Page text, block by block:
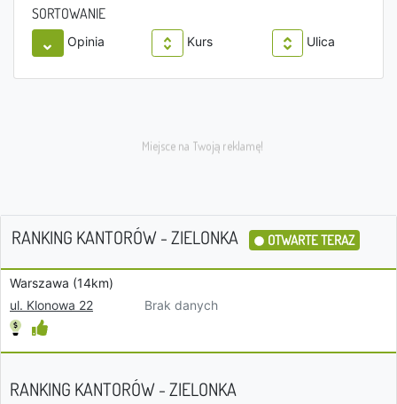
SORTOWANIE
Opinia Kurs Ulica
RANKING KANTORÓW - ZIELONKA OTWARTE TERAZ
Warszawa (14km)
ul. Klonowa 22
Brak danych
RANKING KANTORÓW - ZIELONKA